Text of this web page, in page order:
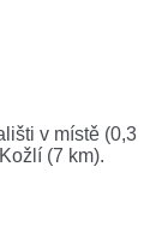
v místě (0,3
(7 km).